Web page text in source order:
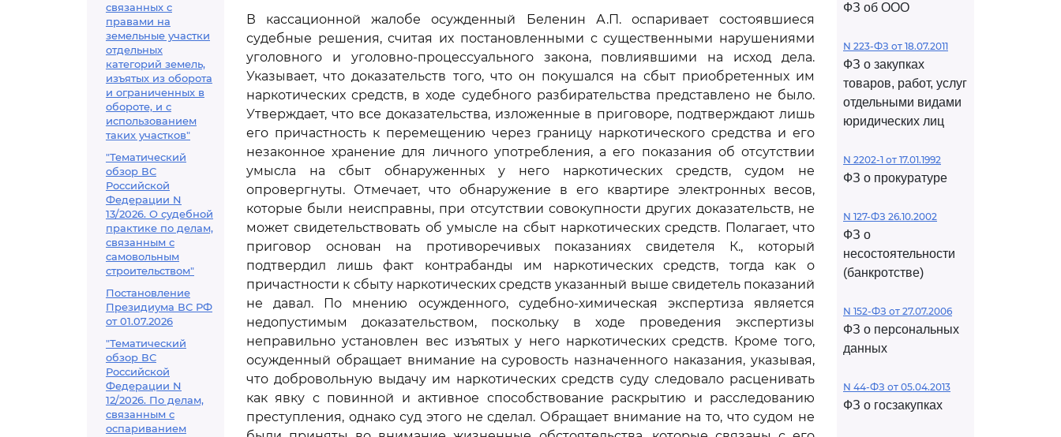
связанных с
правами на
земельные участки
отдельных
категорий земель,
изъятых из оборота
и ограниченных в
обороте, и с
использованием
таких участков"
"Тематический
обзор ВС
Российской
Федерации N
13/2026. О судебной
практике по делам,
связанным с
самовольным
строительством"
Постановление
Президиума ВС РФ
от 01.07.2026
"Тематический
обзор ВС
Российской
Федерации N
12/2026. По делам,
связанным с
оспариванием
В кассационной жалобе осужденный Беленин А.П. оспаривает состоявшиеся
судебные решения, считая их постановленными с существенными нарушениями
уголовного и уголовно-процессуального закона, повлиявшими на исход дела.
Указывает, что доказательств того, что он покушался на сбыт приобретенных им
наркотических средств, в ходе судебного разбирательства представлено не было.
Утверждает, что все доказательства, изложенные в приговоре, подтверждают лишь
его причастность к перемещению через границу наркотического средства и его
незаконное хранение для личного употребления, а его показания об отсутствии
умысла на сбыт обнаруженных у него наркотических средств, судом не
опровергнуты. Отмечает, что обнаружение в его квартире электронных весов,
которые были неисправны, при отсутствии совокупности других доказательств, не
может свидетельствовать об умысле на сбыт наркотических средств. Полагает, что
приговор основан на противоречивых показаниях свидетеля К., который
подтвердил лишь факт контрабанды им наркотических средств, тогда как о
причастности к сбыту наркотических средств указанный выше свидетель показаний
не давал. По мнению осужденного, судебно-химическая экспертиза является
недопустимым доказательством, поскольку в ходе проведения экспертизы
неправильно установлен вес изъятых у него наркотических средств. Кроме того,
осужденный обращает внимание на суровость назначенного наказания, указывая,
что добровольную выдачу им наркотических средств суду следовало расценивать
как явку с повинной и активное способствование раскрытию и расследованию
преступления, однако суд этого не сделал. Обращает внимание на то, что судом не
ФЗ об ООО
N 223-ФЗ от 18.07.2011
ФЗ о закупках
товаров, работ, услуг
отдельными видами
юридических лиц
N 2202-1 от 17.01.1992
ФЗ о прокуратуре
N 127-ФЗ 26.10.2002
ФЗ о
несостоятельности
(банкротстве)
N 152-ФЗ от 27.07.2006
ФЗ о персональных
данных
N 44-ФЗ от 05.04.2013
ФЗ о госзакупках